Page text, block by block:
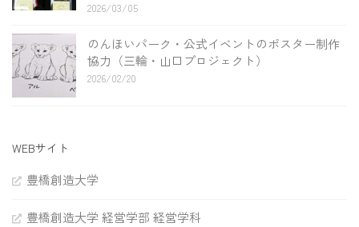
2026/03/05
のんほいパーク・公式イベントのポスター制作
協力（三輪・山口プロジェクト）
2026/02/20
WEBサイト
豊橋創造大学
豊橋創造大学 経営学部 経営学科